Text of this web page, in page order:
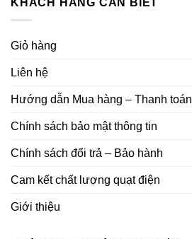
KHÁCH HÀNG CẦN BIẾT
Giỏ hàng
Liên hệ
Hướng dẫn Mua hàng – Thanh toán
Chính sách bảo mật thông tin
Chính sách đổi trả – Bảo hành
Cam kết chất lượng quạt điện
Giới thiệu